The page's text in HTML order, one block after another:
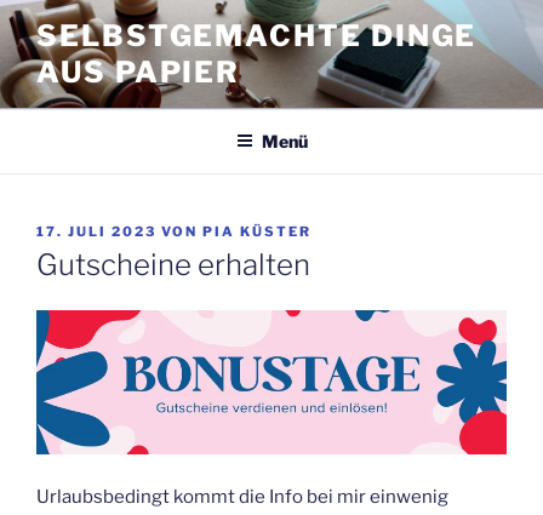
Zum
Inhalt
springen
SELBSTGEMACHTE DINGE
AUS PAPIER
Menü
VERÖFFENTLICHT
AM
17. JULI 2023 VON PIA KÜSTER
Gutscheine erhalten
Urlaubsbedingt kommt die Info bei mir einwenig